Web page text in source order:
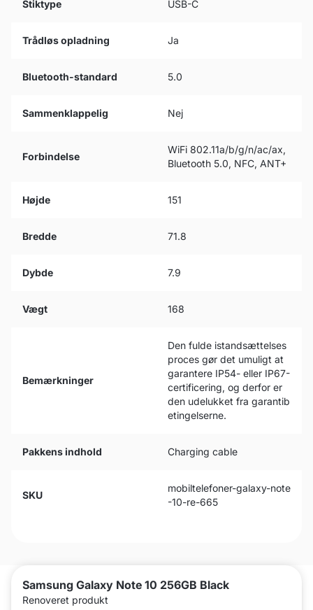
Samsung Galaxy Note 10 256GB Black
Renoveret produkt
Stiktype USB-C
Trådløs opladning Ja
Bluetooth-standard 5.0
Sammenklappelig Nej
Forbindelse
WiFi 802.11a/b/g/n/ac/ax,
Bluetooth 5.0, NFC, ANT+
Højde 151
Bredde 71.8
Dybde 7.9
Vægt 168
Bemærkninger
Den fulde istandsættelses
proces gør det umuligt at
garantere IP54- eller IP67-
certificering, og derfor er
den udelukket fra garantib
etingelserne.
Pakkens indhold Charging cable
SKU
mobiltelefoner-galaxy-note
-10-re-665